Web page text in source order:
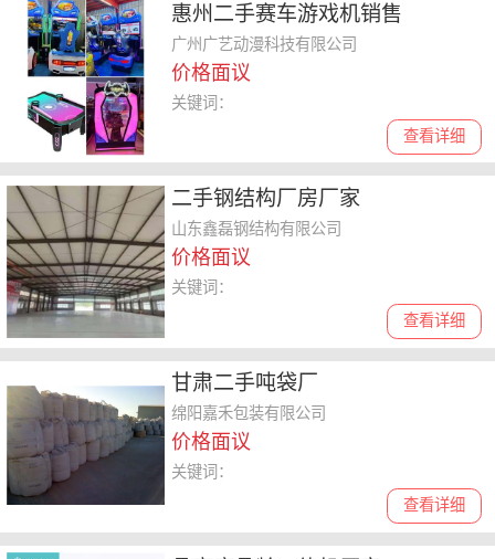
惠州二手赛车游戏机销售
广州广艺动漫科技有限公司
价格面议
查看详细
关键词：
二手钢结构厂房厂家
山东鑫磊钢结构有限公司
价格面议
查看详细
关键词：
甘肃二手吨袋厂
绵阳嘉禾包装有限公司
价格面议
查看详细
关键词：